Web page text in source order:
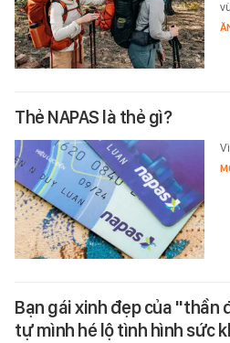
Thẻ NAPAS là thẻ gì?
Bạn gái xinh đẹp của "thần
tự mình hé lộ tình hình sức